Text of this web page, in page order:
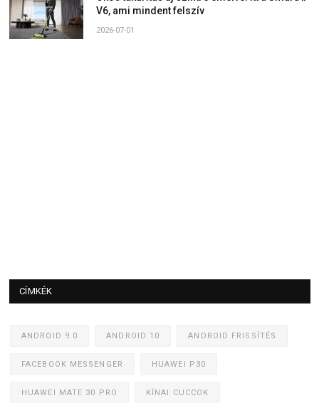
V6, ami mindent felszív
2026-07-01
CÍMKÉK
ANDROID 9.0 ANDROID 10 ANDROID FRISSÍTÉS
FACEBOOK MESSENGER HUAWEI P30
HUAWEI MATE 30 PRO KÍNAI CUCCOK